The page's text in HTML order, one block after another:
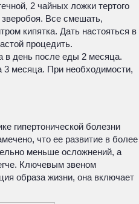
2 чайных ложки тертого
зверобоя. Все смешать,
кипятка. Дать настояться в
процедить.
в день после еды 2 месяца.
3 месяца. При необходимости,
гипертонической болезни
что ее развитие в более
меньше осложнений, а
Ключевым звеном
образа жизни, она включает